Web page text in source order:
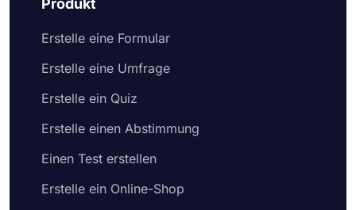
Produkt
Erstelle eine Formular
Erstelle eine Umfrage
Erstelle ein Quiz
Erstelle einen Abstimmung
Einen Test erstellen
Erstelle ein Online-Shop